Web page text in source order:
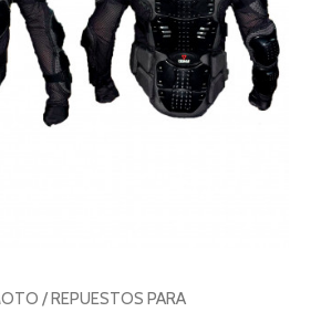
/REPUESTOS PARA